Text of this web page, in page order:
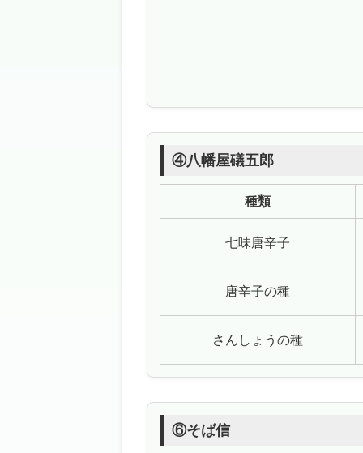
④八幡屋礒五郎
種類
七味唐辛子
唐辛子の種
さんしょうの種
⑥そば信